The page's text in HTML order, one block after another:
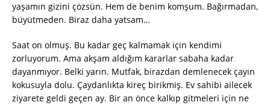
yaşamın gizini çözsün. Hem de benim komşum. Bağırmadan,
büyütmeden. Biraz daha yatsam…
Saat on olmuş. Bu kadar geç kalmamak için kendimi
zorluyorum. Ama akşam aldığım kararlar sabaha kadar
dayanmıyor. Belki yarın. Mutfak, birazdan demlenecek çayın
kokusuyla dolu. Çaydanlıkta kireç birikmiş. Ev sahibi ailecek
ziyarete geldi geçen ay. Bir an önce kalkıp gitmeleri için ne